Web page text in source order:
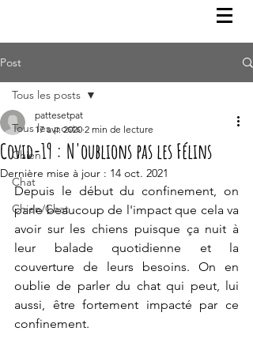
Post
Tous les posts
Chien
Chat
Chien/Chat
Tous les posts
Covid-19 : N'oublions pas les Félins
pattesetpat
17 avr. 2020 2 min de lecture
Dernière mise à jour : 14 oct. 2021
Depuis le début du confinement, on
parle beaucoup de l'impact que cela va
avoir sur les chiens puisque ça nuit à
leur balade quotidienne et la
couverture de leurs besoins. On en
oublie de parler du chat qui peut, lui
aussi, être fortement impacté par ce
confinement.